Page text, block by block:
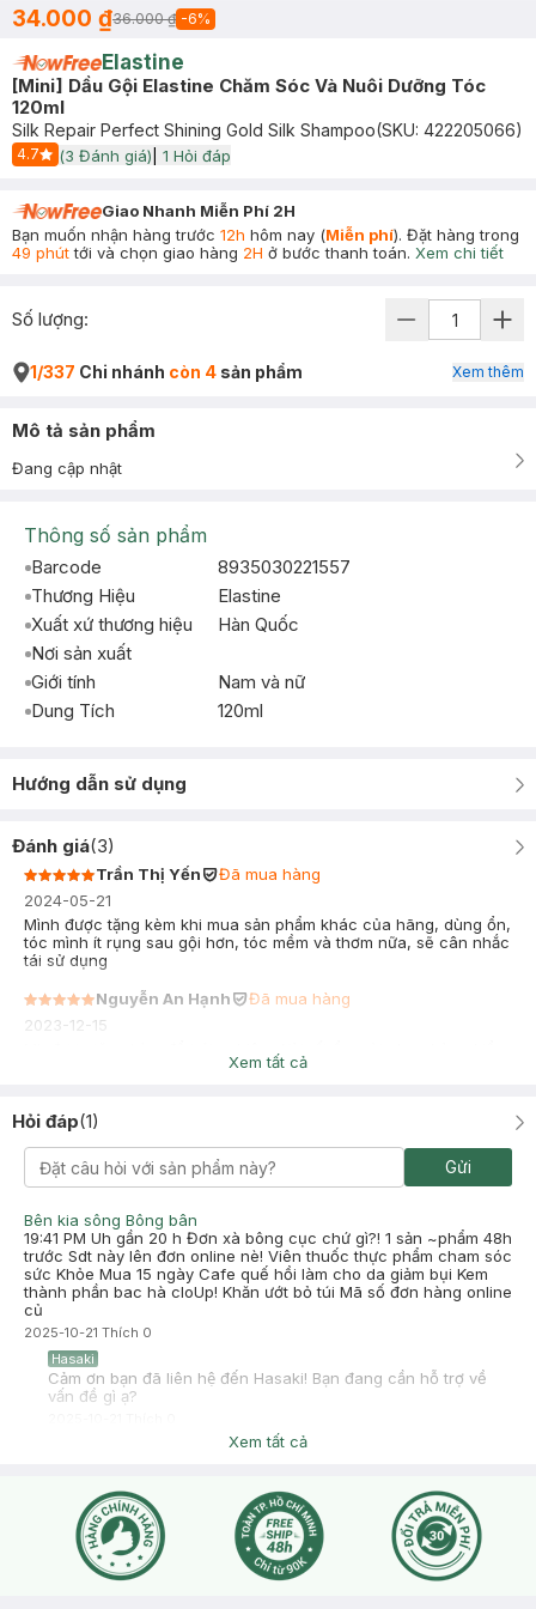
34.000 ₫36.000 ₫ -6%
Elastine
[Mini] Dầu Gội Elastine Chăm Sóc Và Nuôi Dưỡng Tóc
120ml
Silk Repair Perfect Shining Gold Silk Shampoo(SKU: 422205066)
4.7
Start Icon
(3 Đánh giá) 1 Hỏi đáp
Giao Nhanh Miễn Phí 2H
Bạn muốn nhận hàng trước 12h hôm nay (Miễn phí). Đặt hàng trong
49 phúttới và chọn giao hàng 2H ở bước thanh toán. Xem chi tiết
Số lượng:
1/337 Chi nhánh còn 4 sản phẩm Xem thêm
Mô tả sản phẩm
Đang cập nhật
Thông số sản phẩm
Barcode
8935030221557
Thương Hiệu
Elastine
Xuất xứ thương hiệu
Hàn Quốc
Nơi sản xuất
Giới tính
Nam và nữ
Dung Tích
120ml
Hướng dẫn sử dụng
Đánh giá(3)
Trần Thị Yến
Đã mua hàng
2024-05-21
Mình được tặng kèm khi mua sản phẩm khác của hãng, dùng ổn,
tóc mình ít rụng sau gội hơn, tóc mềm và thơm nữa, sẽ cân nhắc
tái sử dụng
Nguyễn An Hạnh
Đã mua hàng
2023-12-15
sang á. Mk chỉ dùng dầu gội ko dùng xả. Tóc mk ko có hoá chất.
-3ngày gội lại cx ko bị ngứa mk ngồi máy lạnh. Khá ổn đó mk sẽ
Xem tất cả
Hỏi đáp(1)
Gửi
Bên kia sông Bông bân
19:41 PM Uh gần 20 h Đơn xà bông cục chứ gì?! 1 sản ~phẩm 48h
trước Sdt này lên đơn online nè! Viên thuốc thực phẩm cham sóc
sức Khỏe Mua 15 ngày Cafe quế hồi làm cho da giảm bụi Kem
thành phần bac hà cloUp! Khăn ướt bỏ túi Mã số đơn hàng online
củ
2025-10-21 Thích 0
Hasaki
Cảm ơn bạn đã liên hệ đến Hasaki! Bạn đang cần hỗ trợ về
vấn đề gì ạ?
Xem tất cả